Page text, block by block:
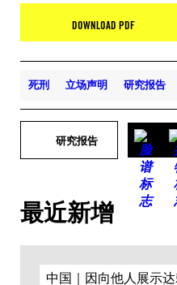
DOWNLOAD PDF
死刑 立场声明 研究报告
研究报告
最近新增
中国｜因向他人展示